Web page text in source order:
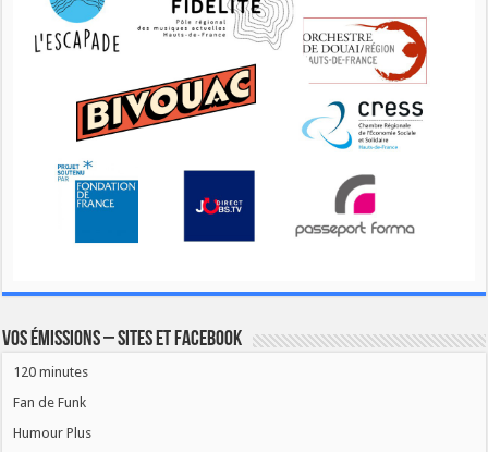
Vos émissions – Sites et Facebook
120 minutes
Fan de Funk
Humour Plus